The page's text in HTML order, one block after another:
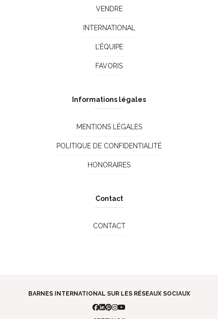
VENDRE
INTERNATIONAL
L’ÉQUIPE
FAVORIS
Informations légales
MENTIONS LÉGALES
POLITIQUE DE CONFIDENTIALITÉ
HONORAIRES
Contact
CONTACT
BARNES INTERNATIONAL SUR LES RÉSEAUX SOCIAUX